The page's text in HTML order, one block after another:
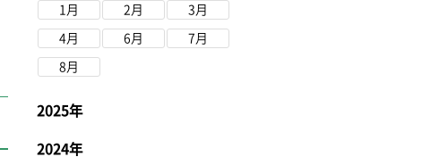
1月 2月 3月
4月 6月 7月
8月
2025年
2024年